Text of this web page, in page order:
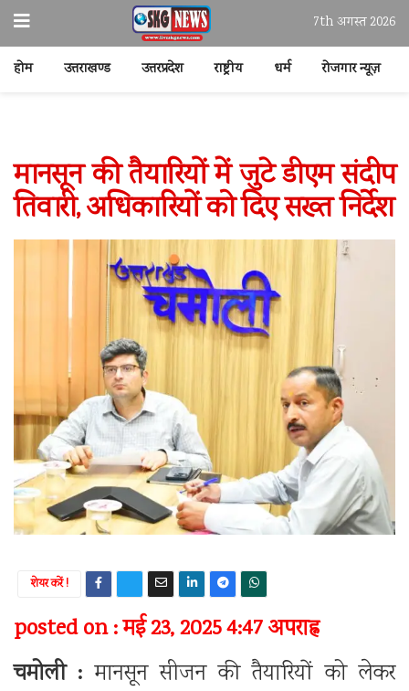
7th अगस्त 2026
होम उत्तराखण्ड उत्तरप्रदेश राष्ट्रीय धर्म रोजगार न्यूज़
मानसून की तैयारियों में जुटे डीएम संदीप
तिवारी, अधिकारियों को दिए सख्त निर्देश
शेयर करें !
posted on : मई 23, 2025 4:47 अपराह्न
चमोली :मानसून सीजन की तैयारियों को लेकर